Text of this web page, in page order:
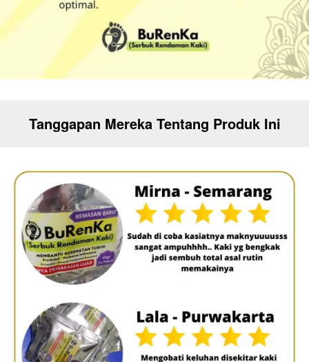
Tanggapan Mereka Tentang Produk Ini